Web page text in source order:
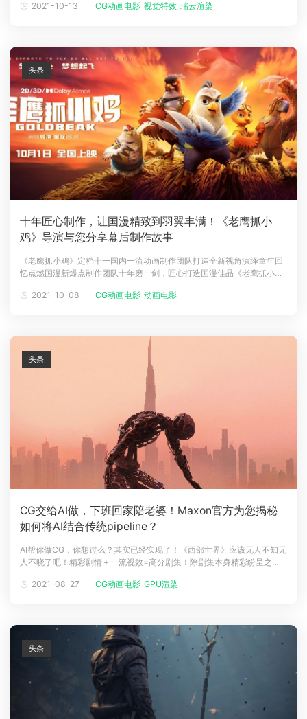
下载
登录
深深吸引！《太空群落》融合了外星生物、惊悚、科幻三大主题，在国际
2021-10-13 CG动画电影 视觉特效 瑞云渲染
十年匠心制作，让国漫精致到羽翼丰满！《老鹰抓小
鸡》导演与您分享幕后制作故事
《老鹰抓小鸡》定档十一国内一流动画制作团队打造全新视角演绎童年回
忆点燃国漫新爆点制作团队十年磨一剑，匠心打造国漫佳品《老鹰抓小
渲染倍感荣幸能成为《老鹰抓小鸡》的云渲染服务商，共耗费140万+机
2021-10-08 CG动画电影 动画电影
头条
CG交给AI做，下班回家陪老婆！Maxon官方为您揭秘
如何将AI结合传统pipeline？
AI帮你做CG，你想过么？其实已经实现了！《西部世界》应该无人不知无
人不晓了吧！精彩剧情＋一流视效=高分剧集！除剧集本身精彩纷呈之
水准，也多次获得艾美奖最佳片头设计的提名。第三季的片头制作中，动
2021-08-27 CG动画电影 GPU渲染
头条
头条